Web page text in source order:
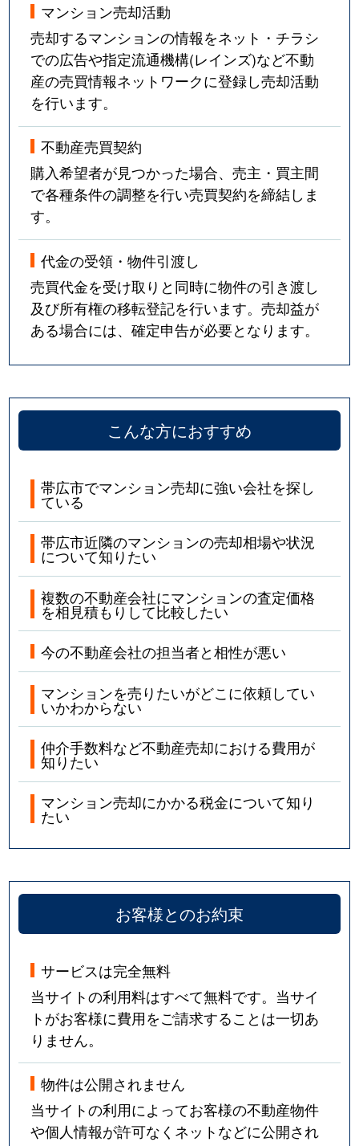
マンション売却活動
売却するマンションの情報をネット・チラシ
での広告や指定流通機構(レインズ)など不動
産の売買情報ネットワークに登録し売却活動
を行います。
不動産売買契約
購入希望者が見つかった場合、売主・買主間
で各種条件の調整を行い売買契約を締結しま
す。
代金の受領・物件引渡し
売買代金を受け取りと同時に物件の引き渡し
及び所有権の移転登記を行います。売却益が
ある場合には、確定申告が必要となります。
こんな方におすすめ
帯広市でマンション売却に強い会社を探し
ている
帯広市近隣のマンションの売却相場や状況
について知りたい
複数の不動産会社にマンションの査定価格
を相見積もりして比較したい
今の不動産会社の担当者と相性が悪い
マンションを売りたいがどこに依頼してい
いかわからない
仲介手数料など不動産売却における費用が
知りたい
マンション売却にかかる税金について知り
たい
お客様とのお約束
サービスは完全無料
当サイトの利用料はすべて無料です。当サイ
トがお客様に費用をご請求することは一切あ
りません。
物件は公開されません
当サイトの利用によってお客様の不動産物件
や個人情報が許可なくネットなどに公開され